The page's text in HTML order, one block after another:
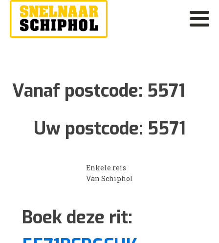
Vanaf postcode: 5571
Uw postcode: 5571
Enkele reis
Van Schiphol
Boek deze rit: